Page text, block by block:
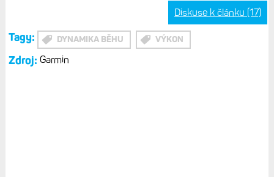
Diskuse k článku (17)
Tagy: DYNAMIKA BĚHU VÝKON
Zdroj: Garmin